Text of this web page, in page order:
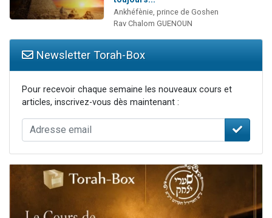
Ankhéfènie, prince de Goshen
Rav Chalom GUENOUN
Newsletter Torah-Box
Pour recevoir chaque semaine les nouveaux cours et
articles, inscrivez-vous dès maintenant :